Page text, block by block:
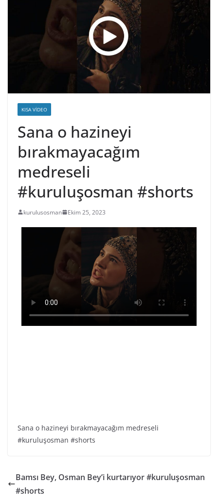
KISA VIDEO
Sana o hazineyi
bırakmayacağım
medreseli
#kuruluşosman #shorts
kurulusosman Ekim 25, 2023
Sana o hazineyi bırakmayacağım medreseli
#kuruluşosman #shorts
Bamsı Bey, Osman Bey’i kurtarıyor #kuruluşosman
#shorts